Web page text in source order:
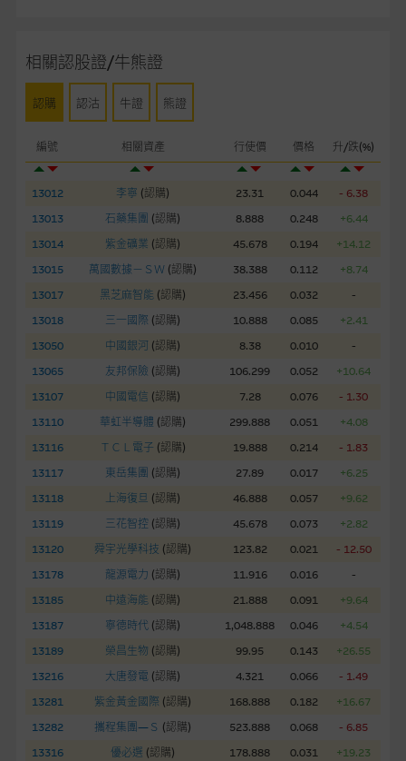
相關認股證/牛熊證
認購 認沽 牛證 熊證
編號 相關資產 行使價 價格 升/跌(%)
13012 李寧 (認購) 23.31 0.044
- 6.38
13013
石藥集團 (認購) 8.888 0.248
+6.44
13014
紫金礦業 (認購) 45.678 0.194
+14.12
13015
萬國數據－ＳＷ (認購) 38.388 0.112
+8.74
13017
黑芝麻智能 (認購) 23.456 0.032
-
13018
三一國際 (認購) 10.888 0.085
+2.41
13050
中國銀河 (認購) 8.38 0.010
-
13065
友邦保險 (認購) 106.299 0.052
+10.64
13107
中國電信 (認購) 7.28 0.076
- 1.30
13110
華虹半導體 (認購) 299.888 0.051
+4.08
13116
ＴＣＬ電子 (認購) 19.888 0.214
- 1.83
13117
東岳集團 (認購) 27.89 0.017
+6.25
13118
上海復旦 (認購) 46.888 0.057
+9.62
13119
三花智控 (認購) 45.678 0.073
+2.82
13120
舜宇光學科技 (認購) 123.82 0.021
- 12.50
13178
龍源電力 (認購) 11.916 0.016
-
13185
中遠海能 (認購) 21.888 0.091
+9.64
13187
寧德時代 (認購) 1,048.888 0.046
+4.54
13189
榮昌生物 (認購) 99.95 0.143
+26.55
13216
大唐發電 (認購) 4.321 0.066
- 1.49
13281
紫金黃金國際 (認購) 168.888 0.182
+16.67
13282
攜程集團—Ｓ (認購) 523.888 0.068
- 6.85
13316
優必選 (認購) 178.888 0.031
+19.23
任何指示價格報價、公開資料或分析是基於我們相信的假設及參
數而預備的，不構成我們提出的意見。所用假設及參數並非唯一
為準確、完整或合理。我們不作陳述，亦不保證任何所示的指示
表現或回報將來會實現。過去業績並不保證將來表現。網站內容
來自我們在所示日期時認為可靠之來源，且均以真誠提供，然
而，麥格理集團不作陳述，亦不保證網站內容在任何用途上均完
及合時性負上責任，除非這是有關適用的的法律及/或法規所規
定。
網站內容不構成要約及徵求要約，或作為任何合約的根據，以購
買或銷售任何證券、貸款或其他工具。網站內容由麥格理集團所
品的過去業績並不保證或預測將來表現。
在法律最大許可的情況下，麥格理集團及其任何相關公司或其董
事、高層職員、僱員或代理人不作陳述，亦不保證網站內容，或
整、合時及準確，對任何因任何形式(包括疏忽)由於網站內容的
錯誤、失實、遺漏、或任何人士對網站內容的依賴而導致的損失
或損毀，亦一概不會承擔責任或債務。
本使用條款的所有方面均受香港法例管限。
無法收回部份或全部應收款項。結構性產品價格可升可跌。過往
表現並不反映未來表現。產品的第二市場可能有限而麥格理資本
股份有限公司可能是唯一報價方。閣下應閱讀載于
www.warrants.com.hk 之上市文件以瞭解結構性產品的詳情及
自行評估箇中風險。如有需要，請徵詢獨立之專業意見。牛熊證